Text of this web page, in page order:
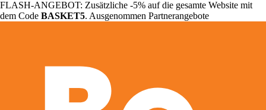
FLASH-ANGEBOT: Zusätzliche -5% auf die gesamte Website mit
dem Code BASKET5. Ausgenommen Partnerangebote